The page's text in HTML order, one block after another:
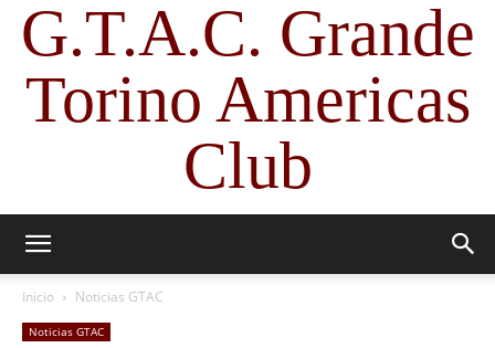
G.T.A.C. Grande
Torino Americas
Club
Inicio Noticias GTAC
Noticias GTAC